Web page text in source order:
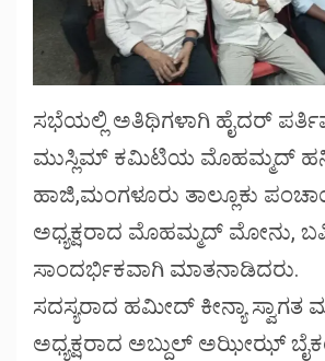
ಸಭೆಯಲ್ಲಿ ಅತಿಥಿಗಳಾಗಿ ಹೈದರ್
ಮುಸ್ಲಿಮ್ ಕಮಿಟಿಯ ಮೊಹಮ್ಮದ್
ಹಾಜಿ,ಮಂಗಳೂರು ತಾಲ್ಲೂಕು
ಅಧ್ಯಕ್ಷರಾದ ಮೊಹಮ್ಮದ್ ಮೋನು,
ಸಾಂದರ್ಭಿಕವಾಗಿ ಮಾತನಾಡಿದರು.
ಸದಸ್ಯರಾದ ಹಮೀದ್ ಕೀನ್ಯಾ ಸ್ವಾಗತ
ಅಧ್ಯಕ್ಷರಾದ ಅಬ್ದುಲ್ ಅಝೀಝ್